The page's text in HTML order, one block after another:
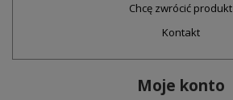
Chcę zwrócić produkt
Kontakt
Moje konto